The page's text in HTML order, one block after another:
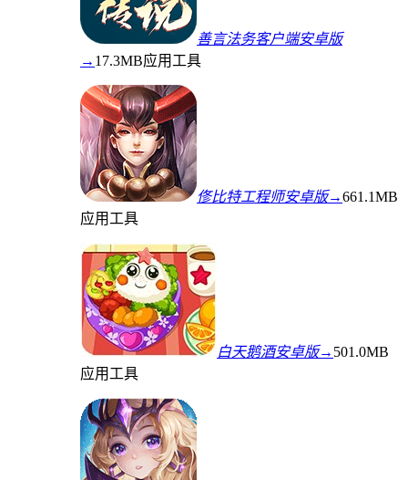
善言法务客户端安卓版
→ 17.3MB应用工具
俢比特工程师安卓版→661.1MB
应用工具
白天鹅酒安卓版→ 501.0MB
应用工具